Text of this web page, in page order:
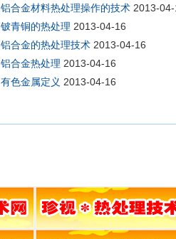
铝合金材料热处理操作的技术 2013-
铍青铜的热处理 2013-04-16
铝合金的热处理技术 2013-04-16
铝合金热处理 2013-04-16
有色金属定义 2013-04-16